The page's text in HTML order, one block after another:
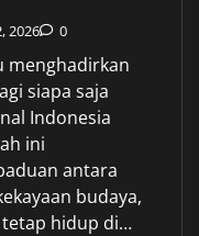
2026 0
menghadirkan
siapa saja
Indonesia
ini
antara
budaya,
hidup di…